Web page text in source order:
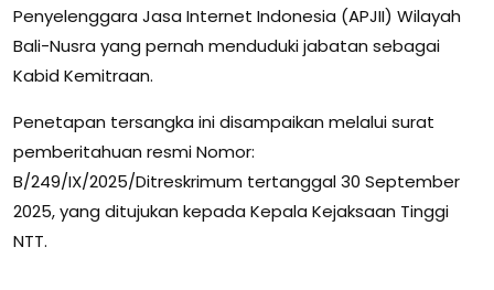
Penyelenggara Jasa Internet Indonesia (APJII) Wilayah
Bali-Nusra yang pernah menduduki jabatan sebagai
Kabid Kemitraan.
Penetapan tersangka ini disampaikan melalui surat
pemberitahuan resmi Nomor:
B/249/IX/2025/Ditreskrimum tertanggal 30 September
2025, yang ditujukan kepada Kepala Kejaksaan Tinggi
NTT.